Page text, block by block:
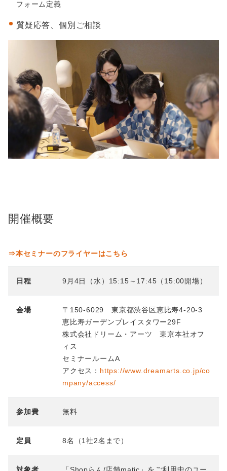
フォーム定義
質疑応答、個別ご相談
開催概要
⇒本セミナーのフライヤーはこちら
日程 9月4日（水）15:15～17:45（15:00開場）
会場
〒150-6029 東京都渋谷区恵比寿4-20-3
恵比寿ガーデンプレイスタワー29F
株式会社ドリーム・アーツ 東京本社オフ
ィス
セミナールームA
アクセス： https://www.dreamarts.co.jp/co
mpany/access/
参加費 無料
定員 8名（1社2名まで）